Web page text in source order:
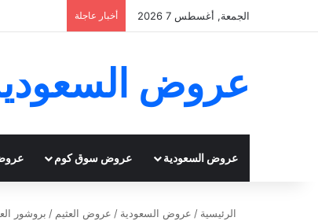
الجمعة, أغسطس 7 2026 أخبار عاجلة
عروض
عروض السعودية عروض سوق كوم
الرئيسية / عروض السعودية / عروض العثيم / بروشور العثيم الأسبوعي